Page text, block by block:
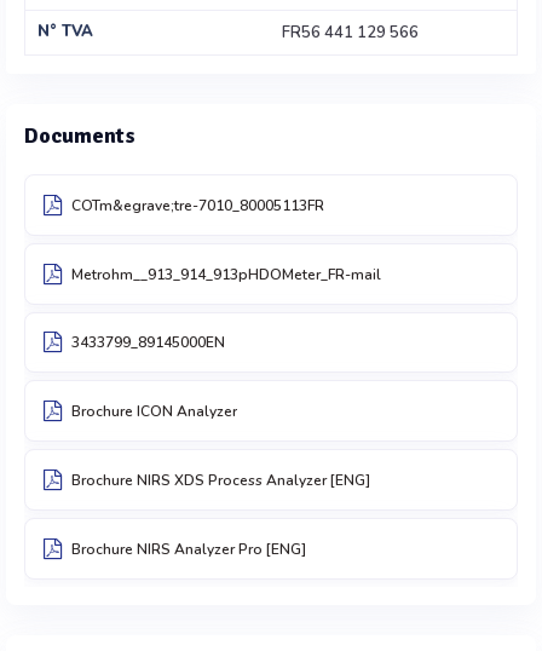
N° TVA
FR56 441 129 566
Documents
COTm&egrave;tre-7010_80005113FR
Metrohm__913_914_913pHDOMeter_FR-mail
3433799_89145000EN
Brochure ICON Analyzer
Brochure NIRS XDS Process Analyzer [ENG]
Brochure NIRS Analyzer Pro [ENG]